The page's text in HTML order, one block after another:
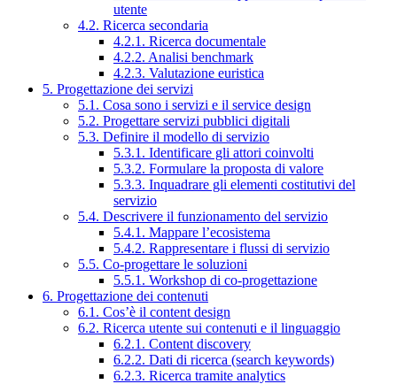
utente
4.2. Ricerca secondaria
4.2.1. Ricerca documentale
4.2.2. Analisi benchmark
4.2.3. Valutazione euristica
5. Progettazione dei servizi
5.1. Cosa sono i servizi e il service design
5.2. Progettare servizi pubblici digitali
5.3. Definire il modello di servizio
5.3.1. Identificare gli attori coinvolti
5.3.2. Formulare la proposta di valore
5.3.3. Inquadrare gli elementi costitutivi del
servizio
5.4. Descrivere il funzionamento del servizio
5.4.1. Mappare l’ecosistema
5.4.2. Rappresentare i flussi di servizio
5.5. Co-progettare le soluzioni
5.5.1. Workshop di co-progettazione
6. Progettazione dei contenuti
6.1. Cos’è il content design
6.2. Ricerca utente sui contenuti e il linguaggio
6.2.1. Content discovery
6.2.2. Dati di ricerca (search keywords)
6.2.3. Ricerca tramite analytics